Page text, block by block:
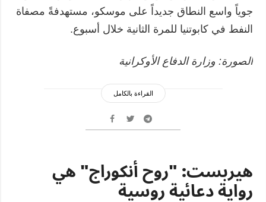
جوياً واسع النطاق جديداً على موسكو، مستهدفةً مصفاة
النفط في كابوتنيا للمرة الثانية خلال أسبوع.
الصورة: وزارة الدفاع الأوكرانية
القراءة بالكامل
هيربست: "روح أنكوراج" هي
رواية دعائية روسية